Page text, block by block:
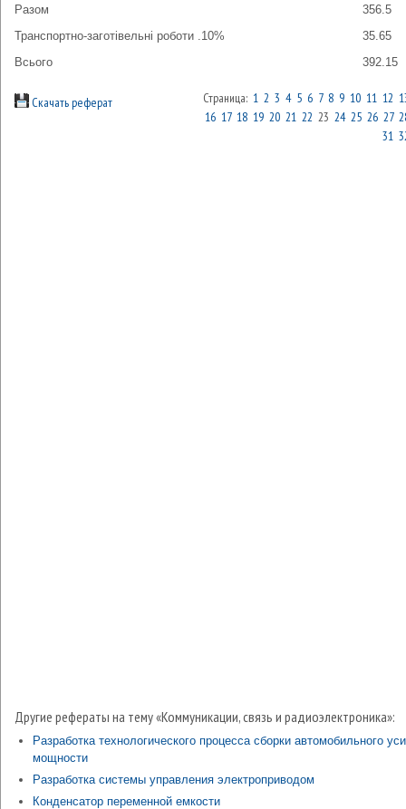
Разом
356.5
Транспортно-заготівельні роботи .10%
35.65
Всього
392.15
Скачать реферат Страница: 1 2 3 4 5 6 7 8 9 10 11 12
16 17 18 19 20 21 22 23 24 25 26 27
31
Другие рефераты на тему «Коммуникации, связь и радиоэлектроника»:
Разработка технологического процесса сборки автомобильного
мощности
Разработка системы управления электроприводом
Конденсатор переменной емкости